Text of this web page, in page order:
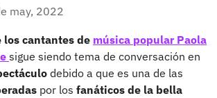
may, 2022
los cantantes de música popular Paola
sigue siendo tema de conversación en
debido a que es una de las
por los fanáticos de la bella